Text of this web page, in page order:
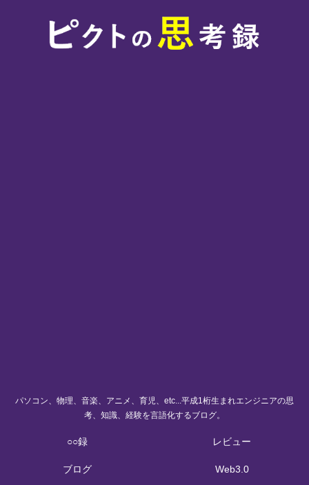
パソコン、物理、音楽、アニメ、育児、etc...平成1桁生まれエンジニアの思
考、知識、経験を言語化するブログ。
○○録 レビュー
ブログ Web3.0